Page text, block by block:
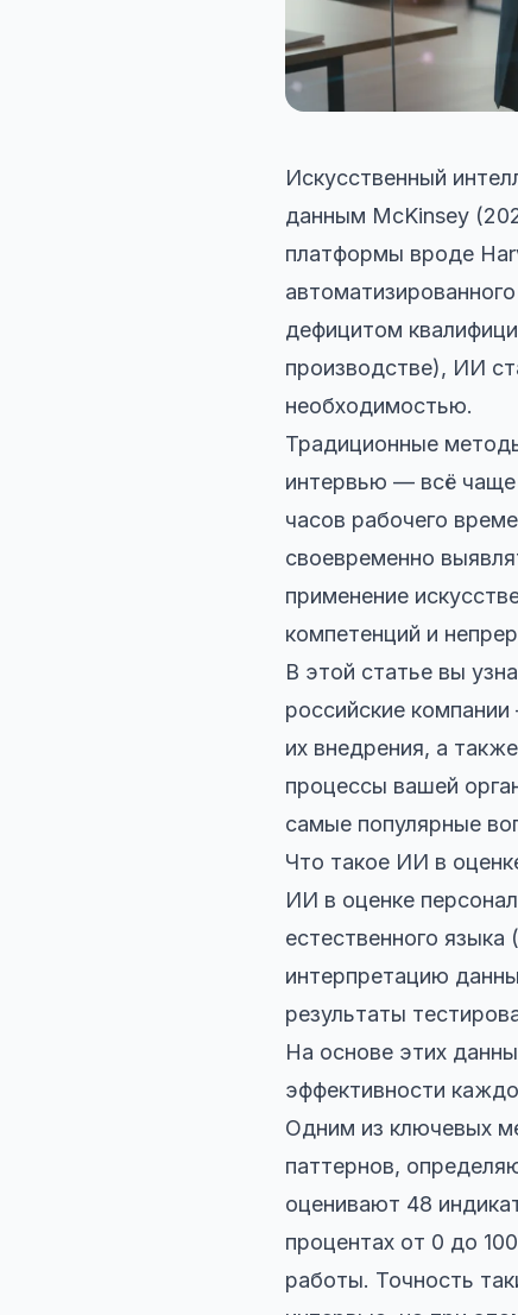
Искусственный
данным McKinsey
платформы вроде
дефицитом
производстве), ИИ
необходимостью.
Традиционные
интервью — всё чаще
часов рабочего
своевременно
применение
компетенций и
В этой статье вы
российские
их внедрения, а
процессы вашей
самые популярные
Что такое ИИ в
ИИ в оценке
естественного
интерпретацию
результаты
На основе этих
эффективности
Одним из ключевых
паттернов,
оценивают 48
процентах от 0 до
работы. Точность